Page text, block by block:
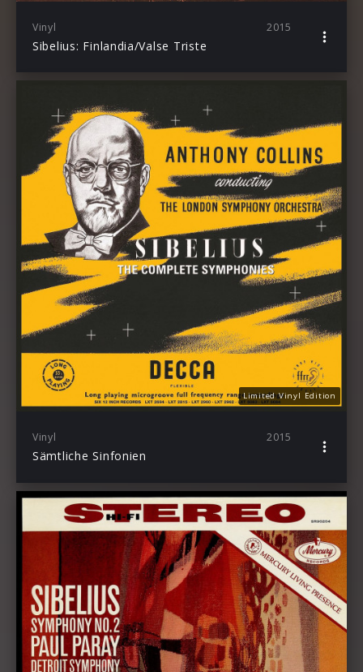
Vinyl 2015
Sibelius: Finlandia/Valse Triste
Limited Vinyl Edition
Vinyl 2015
Sämtliche Sinfonien